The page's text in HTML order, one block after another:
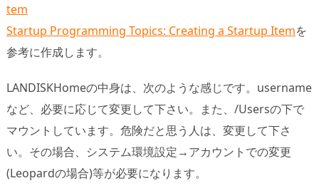
tem
Startup Programming Topics: Creating a Startup Itemを
参考に作成します。
LANDISKHomeの中身は、次のような感じです。username
など、必要に応じて変更して下さい。また、/Usersの下で
マウントしています。危険だと思う人は、変更して下さ
い。その場合、システム環境設定→アカウントでの変更
(Leopardの場合)等が必要になります。